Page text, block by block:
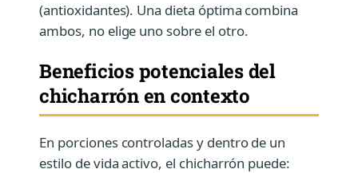
(antioxidantes). Una dieta óptima combina
ambos, no elige uno sobre el otro.
Beneficios potenciales del
chicharrón en contexto
En porciones controladas y dentro de un
estilo de vida activo, el chicharrón puede: